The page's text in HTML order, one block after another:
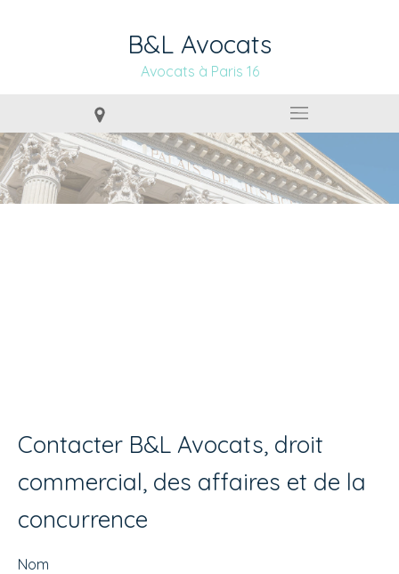
B&L Avocats
Avocats à Paris 16
Contacter B&L Avocats, droit
commercial, des affaires et de la
concurrence
Nom